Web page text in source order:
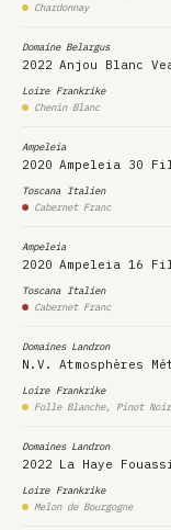
Chardonnay
Domaine Belargus
2022 Anjou Blanc
Loire
Frankrike
Chenin Blanc
Ampeleia
2020 Ampeleia 30
Toscana Italien
Cabernet Franc
Ampeleia
2020 Ampeleia 16
Toscana Italien
Cabernet Franc
Domaines Landron
N.V. Atmosphères
Loire
Frankrike
Folle Blanche, Pinot
Domaines Landron
2022 La Haye
Loire
Frankrike
Melon de Bourgogne